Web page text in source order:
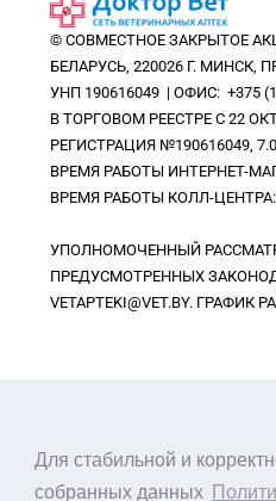
Для стабильной и
собранных данных
© СОВМЕСТНОЕ ЗАКРЫТОЕ
БЕЛАРУСЬ, 220026 Г.
УНП 190616049 | ОФИС: +375
В ТОРГОВОМ РЕЕСТРЕ С 22
РЕГИСТРАЦИЯ №190616049,
ВРЕМЯ РАБОТЫ ИНТЕРНЕТ-
ВРЕМЯ РАБОТЫ КОЛЛ-
УПОЛНОМОЧЕННЫЙ
ПРЕДУСМОТРЕННЫХ
VETAPTEKI@VET.BY.